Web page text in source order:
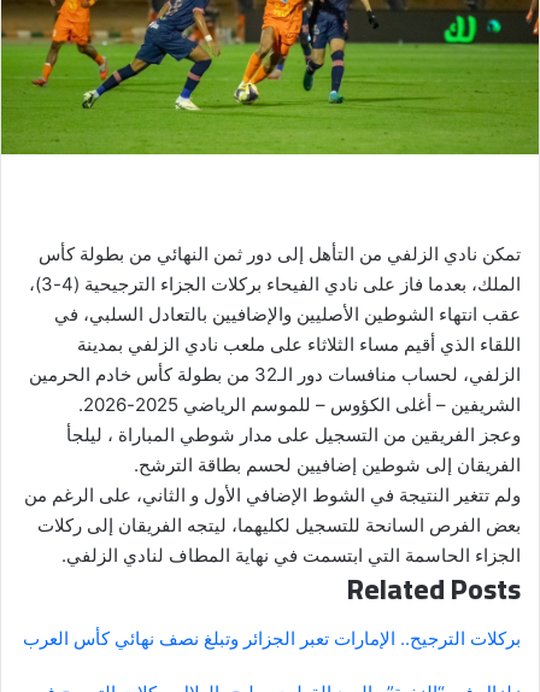
تمكن نادي الزلفي من التأهل إلى دور ثمن النهائي من بطولة كأس
الملك، بعدما فاز على نادي الفيحاء بركلات الجزاء الترجيحية (4-3)،
عقب انتهاء الشوطين الأصليين والإضافيين بالتعادل السلبي، في
اللقاء الذي أقيم مساء الثلاثاء على ملعب نادي الزلفي بمدينة
الزلفي، لحساب منافسات دور الـ32 من بطولة كأس خادم الحرمين
الشريفين – أغلى الكؤوس – للموسم الرياضي 2025-2026.
وعجز الفريقين من التسجيل على مدار شوطي المباراة ، ليلجأ
الفريقان إلى شوطين إضافيين لحسم بطاقة الترشح.
ولم تتغير النتيجة في الشوط الإضافي الأول و الثاني، على الرغم من
بعض الفرص السانحة للتسجيل لكليهما، ليتجه الفريقان إلى ركلات
الجزاء الحاسمة التي ابتسمت في نهاية المطاف لنادي الزلفي.
Related Posts
بركلات الترجيح.. الإمارات تعبر الجزائر وتبلغ نصف نهائي كأس العرب